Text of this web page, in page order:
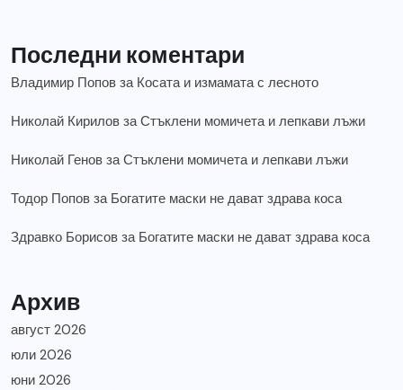
Последни коментари
Владимир Попов за Косата и измамата с лесното
Николай Кирилов заСтъклени момичета и лепкави лъжи
Николай Генов заСтъклени момичета и лепкави лъжи
Тодор Попов за Богатите маски не дават здрава коса
Здравко Борисов за Богатите маски не дават здрава коса
Архив
август 2026
юли 2026
юни 2026